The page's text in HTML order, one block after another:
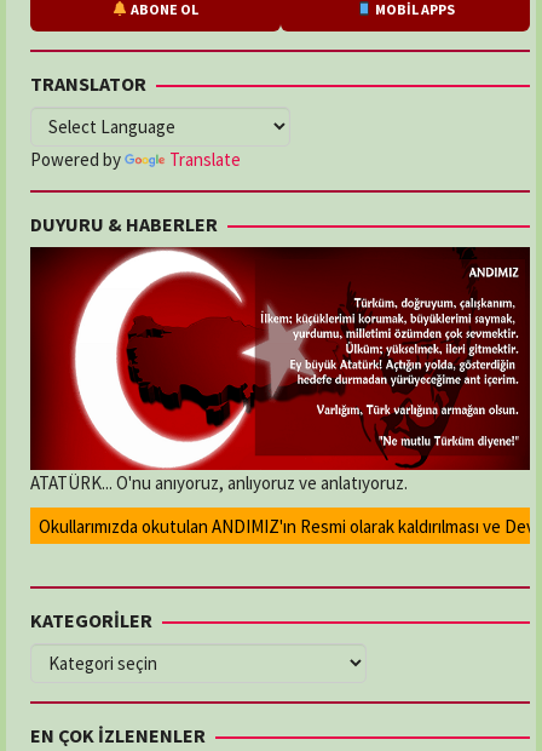
ABONE OL MOBİL APPS
TRANSLATOR
Powered by Translate
DUYURU & HABERLER
ATATÜRK... O'nu anıyoruz, anlıyoruz ve anlatıyoruz.
Okullarımızda okutulan ANDIMIZ'ın Resmi olarak kaldırılması ve
KATEGORİLER
KATEGORİLER
EN ÇOK İZLENENLER